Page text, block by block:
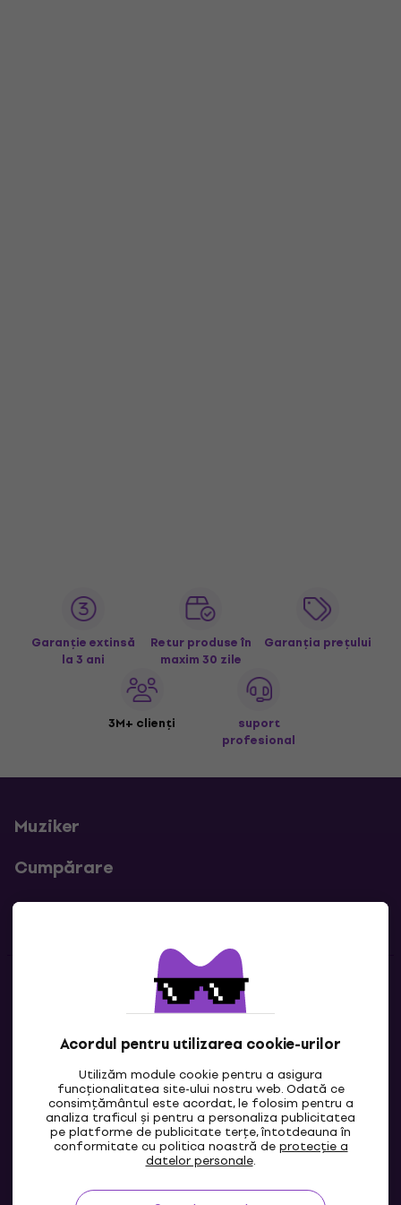
Acordul pentru utilizarea cookie-urilor
Utilizăm module cookie pentru a asigura
funcționalitatea site-ului nostru web. Odată ce
consimțământul este acordat, le folosim pentru a
analiza traficul și pentru a personaliza publicitatea
pe platforme de publicitate terțe, întotdeauna în
conformitate cu politica noastră deprotecție a
datelor personale.
Garanție extinsă
la 3 ani
Retur produse în
maxim 30 zile
Garanția prețului
3M+ clienți
suport
profesional
Muziker
Cumpărare
Linkuri utile
Contacte
Contactează-ne